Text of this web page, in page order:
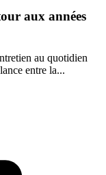
aux années
au quotidien
entre la...